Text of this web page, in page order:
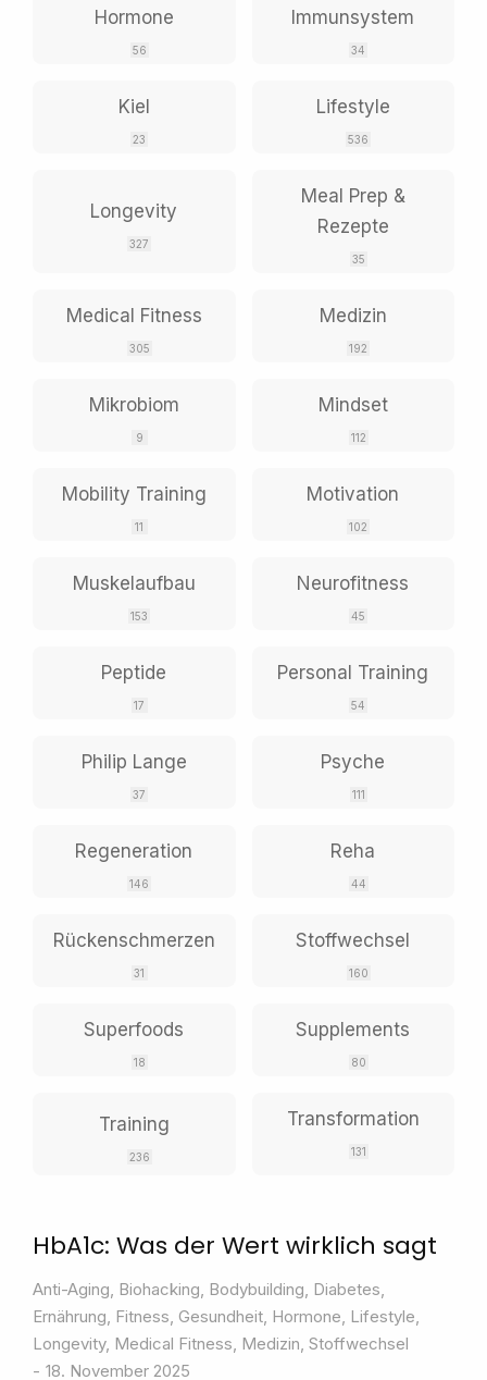
Hormone
56
Immunsystem
34
Kiel
23
Lifestyle
536
Longevity
327
Meal Prep &
Rezepte
35
Medical Fitness
305
Medizin
192
Mikrobiom
9
Mindset
112
Mobility Training
11
Motivation
102
Muskelaufbau
153
Neurofitness
45
Peptide
17
Personal Training
54
Philip Lange
37
Psyche
111
Regeneration
146
Reha
44
Rückenschmerzen
31
Stoffwechsel
160
Superfoods
18
Supplements
80
Training
236
Transformation
131
HbA1c: Was der Wert wirklich sagt
Anti-Aging, Biohacking, Bodybuilding, Diabetes,
Ernährung, Fitness, Gesundheit, Hormone, Lifestyle,
Longevity, Medical Fitness, Medizin, Stoffwechsel
18. November 2025